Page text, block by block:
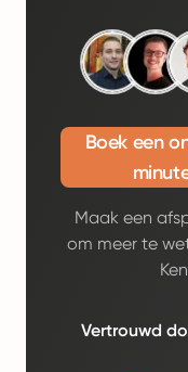
Boek een
Maak een
om meer te
Vertrouwd